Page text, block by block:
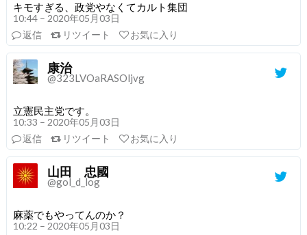
キモすぎる、政党やなくてカルト集団
10:44 – 2020年05月03日
返信
リツイート お気に入り
康治
@323LVOaRASOljvg
立憲民主党です。
10:33 – 2020年05月03日
返信
リツイート お気に入り
山田 忠國
@gol_d_log
麻薬でもやってんのか？
10:22 – 2020年05月03日